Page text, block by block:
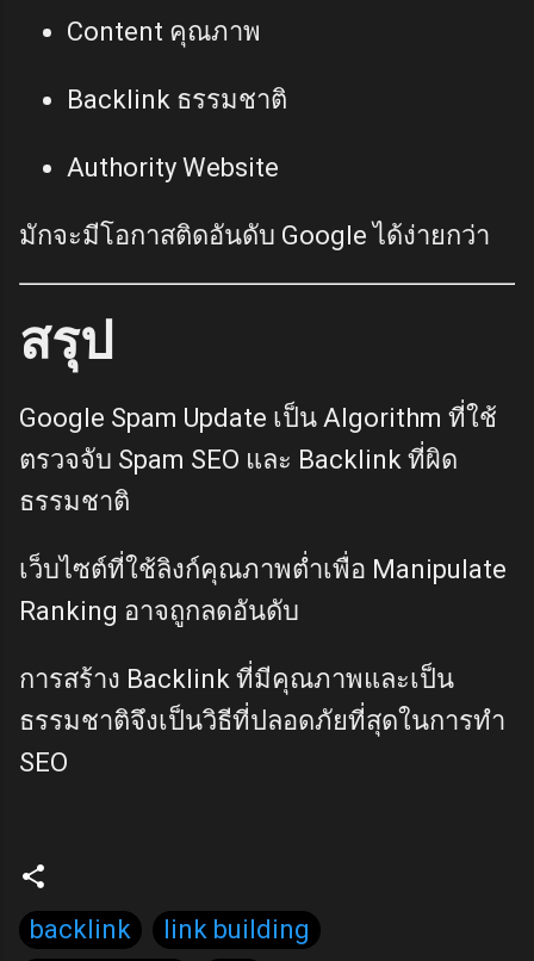
Content คุณภาพ
Backlink ธรรมชาติ
Authority Website
มักจะมีโอกาสติดอันดับ Google ได้ง่ายกว่า
สรุป
Google Spam Update เป็น Algorithm ที่ใช้
ตรวจจับ Spam SEO และ Backlink ที่ผิด
ธรรมชาติ
เว็บไซต์ที่ใช้ลิงก์คุณภาพต่ำเพื่อ Manipulate
Ranking อาจถูกลดอันดับ
การสร้าง Backlink ที่มีคุณภาพและเป็น
ธรรมชาติจึงเป็นวิธีที่ปลอดภัยที่สุดในการทำ
SEO
backlink
link building